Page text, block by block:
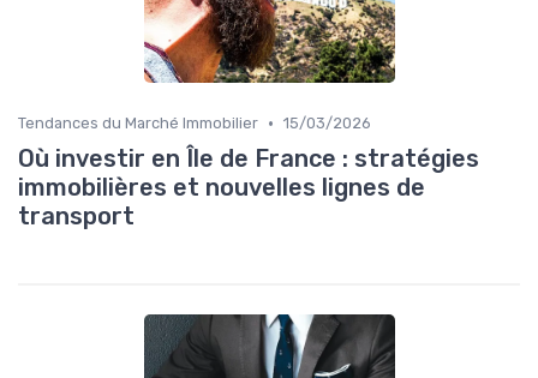
Tendances du Marché Immobilier • 15/03/2026
Où investir en Île de France : stratégies
immobilières et nouvelles lignes de
transport